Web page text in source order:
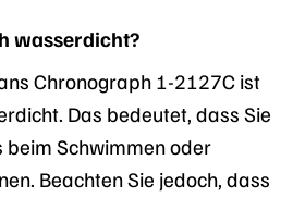
wasserdicht?
Chronograph 1-2127C ist
Das bedeutet, dass Sie
beim Schwimmen oder
Beachten Sie jedoch, dass